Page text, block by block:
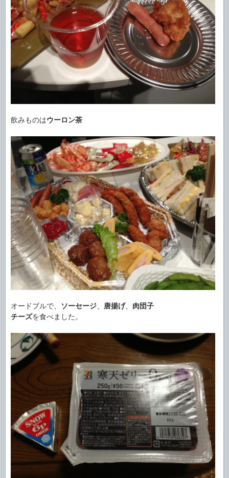
飲みものはウーロン茶
オードブルで、 ソーセージ 唐揚げ、 肉団子
チーズを食べました。